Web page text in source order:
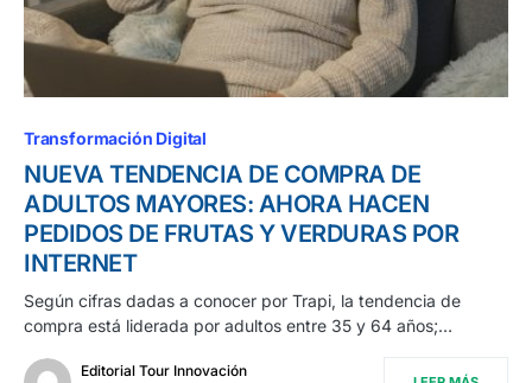
Transformación Digital
NUEVA TENDENCIA DE COMPRA DE
ADULTOS MAYORES: AHORA HACEN
PEDIDOS DE FRUTAS Y VERDURAS POR
INTERNET
Según cifras dadas a conocer por Trapi, la tendencia de
compra está liderada por adultos entre 35 y 64 años;…
Editorial Tour Innovación